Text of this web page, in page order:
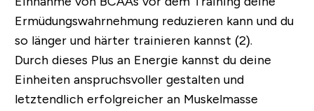
Ermüdungswahrnehmung reduzieren kann und du
so länger und härter trainieren kannst (2).
Durch dieses Plus an Energie kannst du deine
Einheiten anspruchsvoller gestalten und
letztendlich erfolgreicher an Muskelmasse